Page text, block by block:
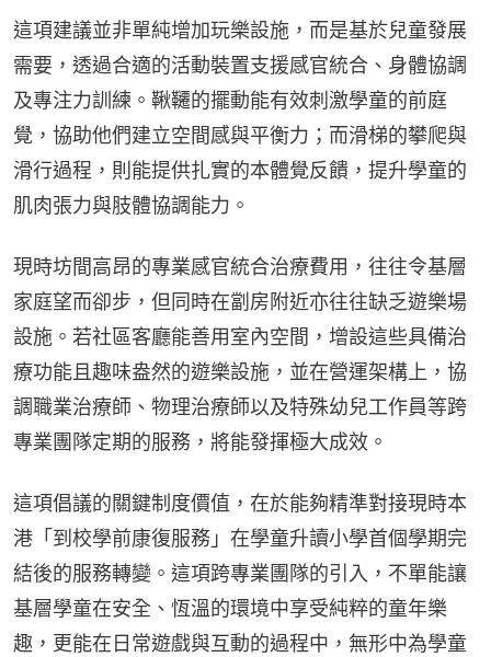
這項建議並非單純增加玩樂設施，而是基於兒童發展
需要，透過合適的活動裝置支援感官統合、身體協調
及專注力訓練。鞦韆的擺動能有效刺激學童的前庭
覺，協助他們建立空間感與平衡力；而滑梯的攀爬與
滑行過程，則能提供扎實的本體覺反饋，提升學童的
肌肉張力與肢體協調能力。
現時坊間高昂的專業感官統合治療費用，往往令基層
家庭望而卻步，但同時在劏房附近亦往往缺乏遊樂場
設施。若社區客廳能善用室內空間，增設這些具備治
療功能且趣味盎然的遊樂設施，並在營運架構上，協
調職業治療師、物理治療師以及特殊幼兒工作員等跨
專業團隊定期的服務，將能發揮極大成效。
這項倡議的關鍵制度價值，在於能夠精準對接現時本
港「到校學前康復服務」在學童升讀小學首個學期完
結後的服務轉變。這項跨專業團隊的引入，不單能讓
基層學童在安全、恆溫的環境中享受純粹的童年樂
趣，更能在日常遊戲與互動的過程中，無形中為學童